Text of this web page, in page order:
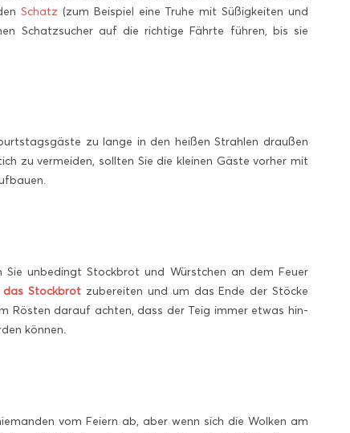
Schatz (zum Beispiel eine Truhe mit Süßigkeiten und
Schatzsucher auf die richtige Fährte führen, bis sie
zu lange in den heißen Strahlen draußen
zu vermeiden, sollten Sie die kleinen Gäste vorher mit
Sie unbedingt Stockbrot und Würstchen an dem Feuer
das Stockbrot zubereiten und um das Ende der Stöcke
Rösten darauf achten, dass der Teig immer etwas hin-
können.
vom Feiern ab, aber wenn sich die Wolken am